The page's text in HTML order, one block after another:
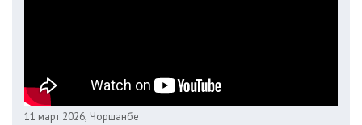
11 март 2026, Чоршанбе